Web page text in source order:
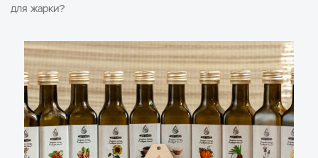
для жарки?